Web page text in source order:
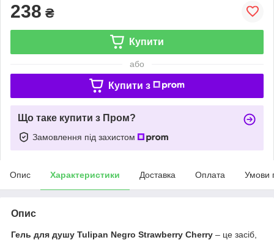
238 ₴
Купити
або
Купити з
Що таке купити з Пром?
Замовлення під захистом
Опис Характеристики Доставка Оплата Умови
Опис
Гель для душу Tulipan Negro Strawberry Cherry – це засіб,